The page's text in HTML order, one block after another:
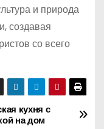
и природа
создавая
со всего
кухня с
на дом